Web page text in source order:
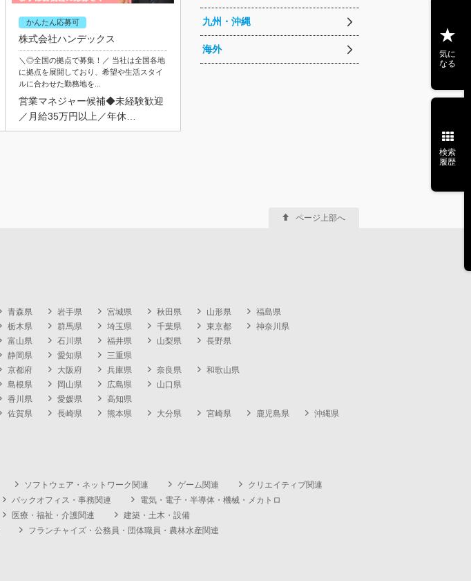
かんたん応募可
株式会社ハンデックス
＼◎全国の拠点で募集！／ 当社は全国各地
に拠点を展開しており、希望や生活スタイ
ルに合わせた勤務地を...
営業マネジャー候補◆未経験歓迎
／月給35万円以上／年休…
九州・沖縄
海外
気に
なる
検索
履歴
青森県 岩手県 宮城県 秋田県 山形県
福島県
栃木県 群馬県 埼玉県 千葉県 東京都
神奈川県
富山県 石川県 福井県 山梨県
長野県
静岡県 愛知県
三重県
京都府 大阪府 兵庫県 奈良県
和歌山県
島根県 岡山県 広島県
山口県
香川県 愛媛県
高知県
佐賀県 長崎県 熊本県 大分県 宮崎県 鹿児島県
沖縄県
ソフトウェア・ネットワーク関連 ゲーム関連
クリエイティブ関連
バックオフィス・事務関連
電気・電子・半導体・機械・メカトロ
医療・福祉・介護関連
建築・土木・設備
フランチャイズ・公務員・団体職員・農林水産関連
ページ上部へ